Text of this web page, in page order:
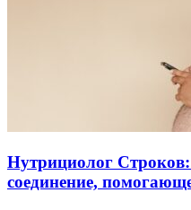
Нутрициолог
соединение,